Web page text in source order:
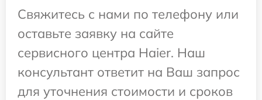
Свяжитесь с нами по телефону или
оставьте заявку на сайте
сервисного центра Haier. Наш
консультант ответит на Ваш запрос
для уточнения стоимости и сроков